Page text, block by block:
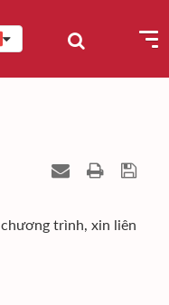
trình, xin liên